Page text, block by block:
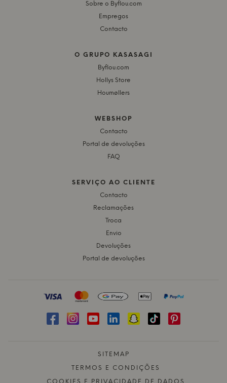
Sobre o Byflou.com
Empregos
Contacto
O GRUPO KASASAGI
Byflou.com
Hollys Store
Houmøllers
WEBSHOP
Contacto
Portal de devoluções
FAQ
SERVIÇO AO CLIENTE
Contacto
Reclamações
Troca
Envio
Devoluções
Portal de devoluções
SITEMAP
TERMOS E CONDIÇÕES